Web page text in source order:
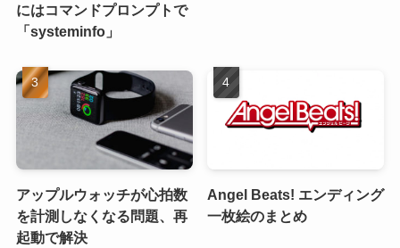
にはコマンドプロンプトで
「systeminfo」
アップルウォッチが心拍数
を計測しなくなる問題、再
起動で解決
Angel Beats! エンディング
一枚絵のまとめ